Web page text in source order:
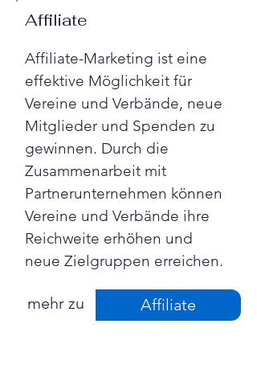
Affiliate
Affiliate-Marketing ist eine
effektive Möglichkeit für
Vereine und Verbände, neue
Mitglieder und Spenden zu
gewinnen. Durch die
Zusammenarbeit mit
Partnerunternehmen können
Vereine und Verbände ihre
Reichweite erhöhen und
neue Zielgruppen erreichen.
mehr zu Affiliate